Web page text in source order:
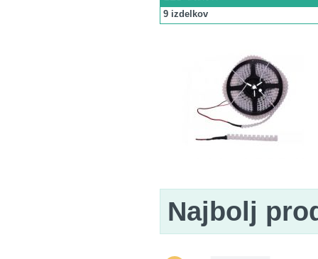
9 izdelkov
Najbolj